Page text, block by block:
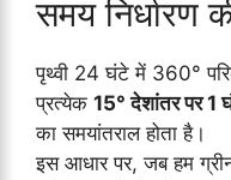
समय निर्धारण
पृथ्वी 24 घंटे में 360°
प्रत्येक 15° देशांतर पर 1
का समयांतराल होता है।
इस आधार पर, जब हम